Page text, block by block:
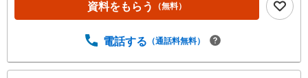
資料をもらう （無料）
電話する （通話料無料）